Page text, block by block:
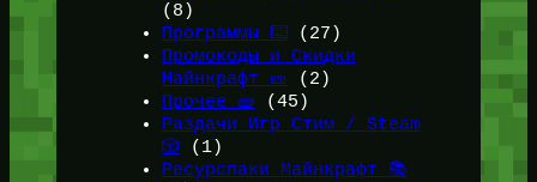
(8)
Программы ⌨️ (27)
Промокоды и Скидки
Майнкрафт 🎫
(2)
Прочее 🧱 (45)
Раздачи Игр Стим / Steam
🎲 (1)
Ресурспаки Майнкрафт 📚